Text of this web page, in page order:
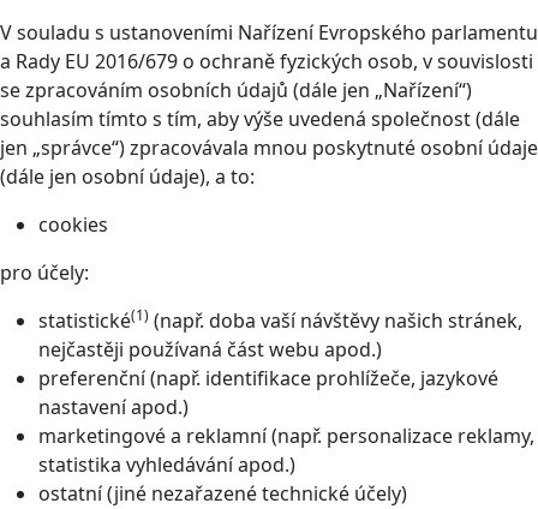
V souladu s ustanoveními Nařízení Evropského parlamentu
a Rady EU 2016/679 o ochraně fyzických osob, v souvislosti
se zpracováním osobních údajů (dále jen „Nařízení“)
souhlasím tímto s tím, aby výše uvedená společnost (dále
jen „správce“) zpracovávala mnou poskytnuté osobní údaje
(dále jen osobní údaje), a to:
cookies
pro účely:
statistické(1) (např. doba vaší návštěvy našich stránek,
nejčastěji používaná část webu apod.)
preferenční (např. identifikace prohlížeče, jazykové
nastavení apod.)
marketingové a reklamní (např. personalizace reklamy,
statistika vyhledávání apod.)
ostatní (jiné nezařazené technické účely)